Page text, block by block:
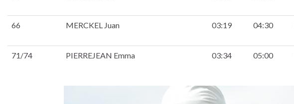
66 MERCKEL Juan 03:19 04:30
71/74 PIERREJEAN Emma 03:34 05:00